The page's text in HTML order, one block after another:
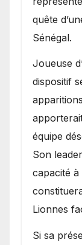
quête
Sénégal.
Joueuse
dispositif
équipe
Son
capacité
Lionnes
Si sa